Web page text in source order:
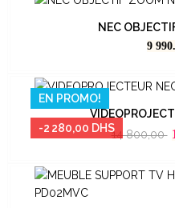
NEC
Prix
9
EN PROMO!
-2 280,00 DHSPrix
14 800,00